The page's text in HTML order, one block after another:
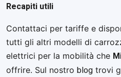
Recapiti utili
Contattaci per tariffe e
tutti gli altri modelli di
elettrici per la mobilità che
offrire. Sul nostro blog trovi